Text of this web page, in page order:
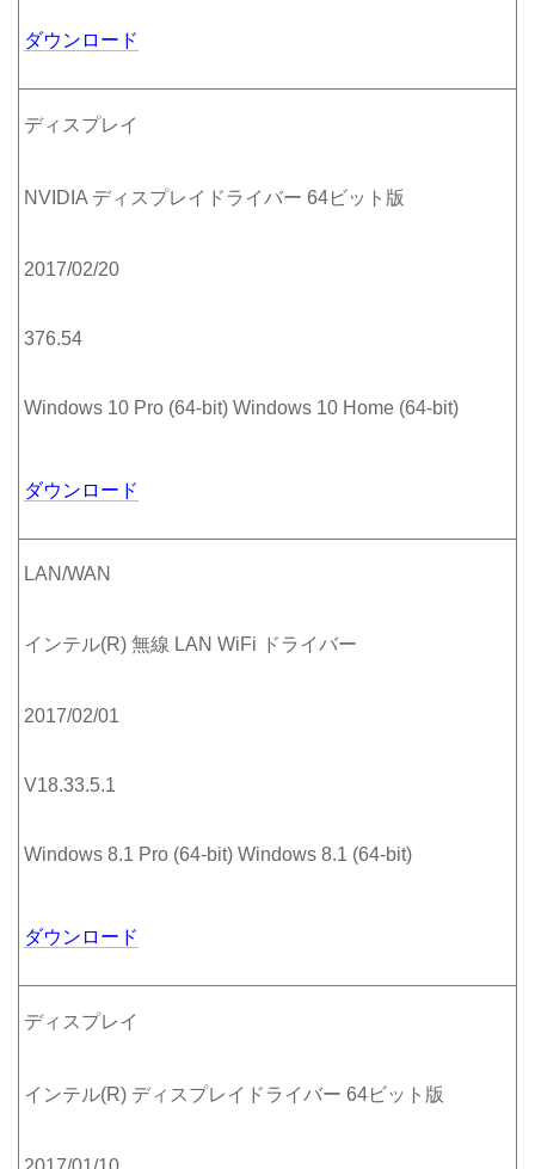
ダウンロード
ディスプレイ
NVIDIA ディスプレイドライバー 64ビット版
2017/02/20
376.54
Windows 10 Pro (64-bit) Windows 10 Home (64-bit)
ダウンロード
LAN/WAN
インテル(R) 無線 LAN WiFi ドライバー
2017/02/01
V18.33.5.1
Windows 8.1 Pro (64-bit) Windows 8.1 (64-bit)
ダウンロード
ディスプレイ
インテル(R) ディスプレイドライバー 64ビット版